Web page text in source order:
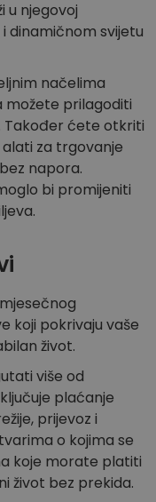
u njegovoj
dinamičnom svijetu
načelima
možete prilagoditi
Također ćete otkriti
za trgovanje
napora.
bi promijeniti
koji pokrivaju vaše
život.
više od
plaćanje
prijevoz i
o kojima se
koje morate platiti
život bez prekida.